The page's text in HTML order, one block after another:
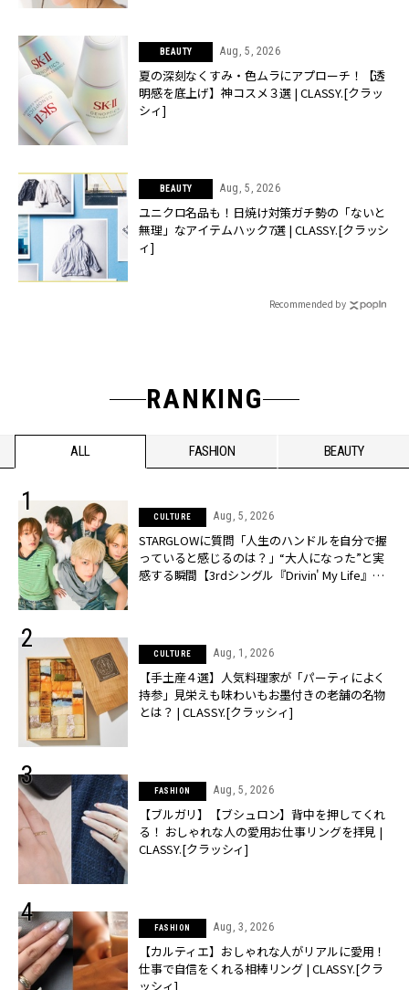
BEAUTY Aug, 5, 2026
夏の深刻なくすみ・色ムラにアプローチ！【透
明感を底上げ】神コスメ３選 | CLASSY.[クラッ
シィ]
BEAUTY Aug, 5, 2026
ユニクロ名品も！日焼け対策ガチ勢の「ないと
無理」なアイテムハック7選 | CLASSY.[クラッシ
ィ]
Recommended by
RANKING
ALL FASHION BEAUTY
CULTURE Aug, 5, 2026
STARGLOWに質問「人生のハンドルを自分で握
っていると感じるのは？」“大️人になった”と実
感する瞬間【3rdシングル『Drivin' My Life』発
CULTURE Aug, 1, 2026
【手土産４選】人気料理家が「パーティによく
持参」見栄えも味わいもお墨付きの老舗の名物
とは？ | CLASSY.[クラッシィ]
FASHION Aug, 5, 2026
【ブルガリ】【ブシュロン】背中を押してくれ
る！ おしゃれな人の愛用お仕事リングを拝見 |
CLASSY.[クラッシィ]
FASHION Aug, 3, 2026
【カルティエ】おしゃれな人がリアルに愛用！
仕事で自信をくれる相棒リング | CLASSY.[クラ
ッシィ]